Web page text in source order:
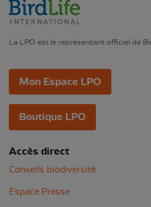
La LPO est le représentant officiel de
Mon Espace LPO
Boutique LPO
Accès direct
Conseils biodiversité
Espace Presse